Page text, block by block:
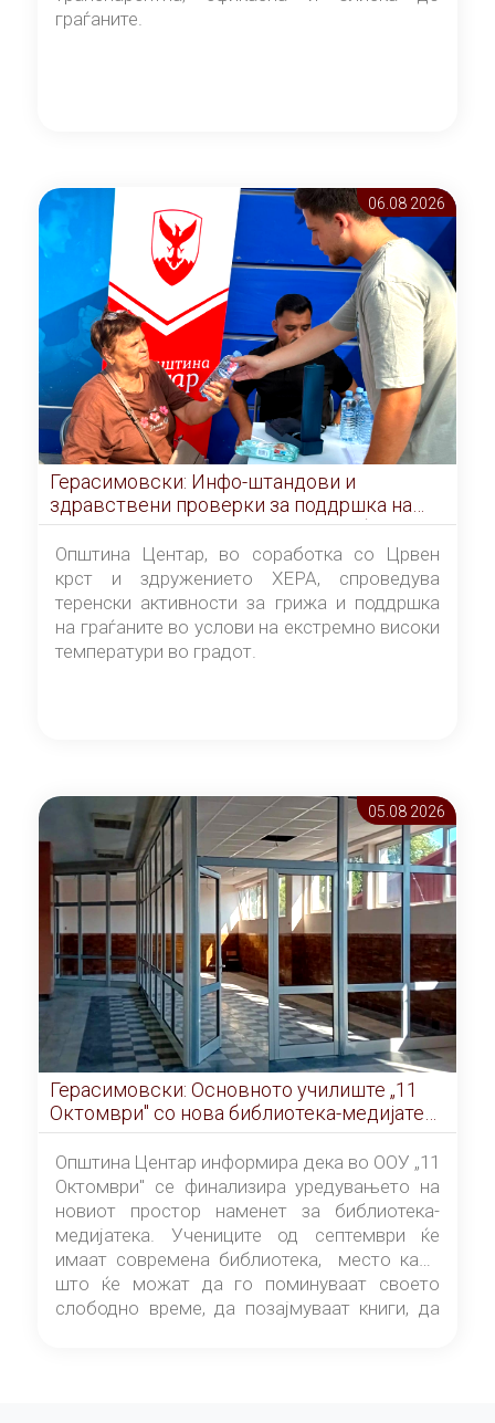
граѓаните.
06.08 2026
Герасимовски: Инфо-штандови и
здравствени проверки за поддршка на
граѓаните во услови на топлотен бран
Општина Центар, во соработка со Црвен
крст и здружението ХЕРА, спроведува
теренски активности за грижа и поддршка
на граѓаните во услови на екстремно високи
температури во градот.
05.08 2026
Герасимовски: Основното училиште „11
Октомври" со нова библиотека-медијатека
од септември
Општина Центар информира дека во ООУ „11
Октомври" се финализира уредувањето на
новиот простор наменет за библиотека-
медијатека. Учениците од септември ќе
имаат современа библиотека, место каде
што ќе можат да го поминуваат своето
слободно време, да позајмуваат книги, да